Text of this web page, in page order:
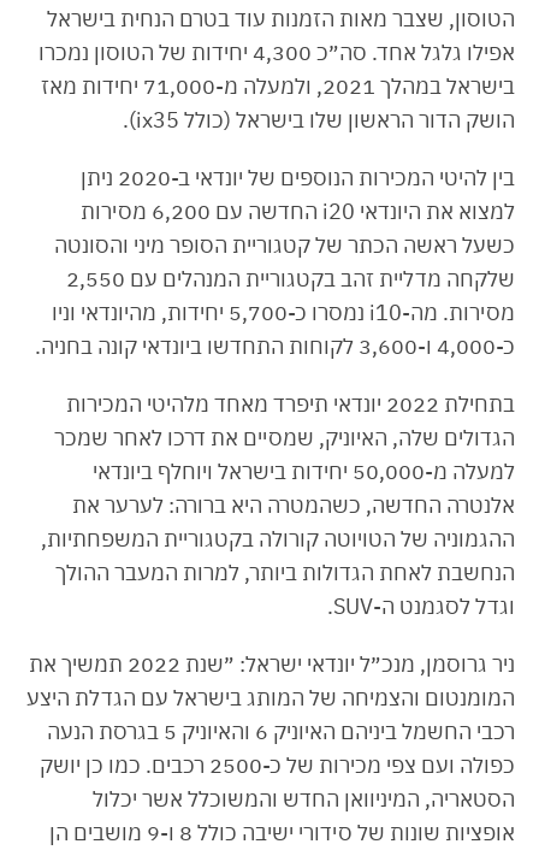
הטוסון, שצבר מאות הזמנות עוד בטרם הנחית בישראל
אפילו גלגל אחד. סה״כ 4,300 יחידות של הטוסון נמכרו
בישראל במהלך 2021, ולמעלה מ-71,000 יחידות מאז
הושק הדור הראשון שלו בישראל (כולל ix35).
בין להיטי המכירות הנוספים של יונדאי ב-2020 ניתן
למצוא את היונדאי i20 החדשה עם 6,200 מסירות
כשעל ראשה הכתר של קטגוריית הסופר מיני והסונטה
שלקחה מדליית זהב בקטגוריית המנהלים עם 2,550
מסירות. מה-i10 נמסרו כ-5,700 יחידות, מהיונדאי וניו
כ-4,000 ו-3,600 לקוחות התחדשו ביונדאי קונה בחניה.
בתחילת 2022 יונדאי תיפרד מאחד מלהיטי המכירות
הגדולים שלה, האיוניק, שמסיים את דרכו לאחר שמכר
למעלה מ-50,000 יחידות בישראל ויוחלף ביונדאי
אלנטרה החדשה, כשהמטרה היא ברורה: לערער את
ההגמוניה של הטויוטה קורולה בקטגוריית המשפחתיות,
הנחשבת לאחת הגדולות ביותר, למרות המעבר ההולך
וגדל לסגמנט ה-SUV.
ניר גרוסמן, מנכ״ל יונדאי ישראל: ״שנת 2022 תמשיך את
המומנטום והצמיחה של המותג בישראל עם הגדלת היצע
רכבי החשמל ביניהם האיוניק 6 והאיוניק 5 בגרסת הנעה
כפולה ועם צפי מכירות של כ-2500 רכבים. כמו כן יושק
הסטאריה, המיניוואן החדש והמשוכלל אשר יכלול
אופציות שונות של סידורי ישיבה כולל 8 ו-9 מושבים הן